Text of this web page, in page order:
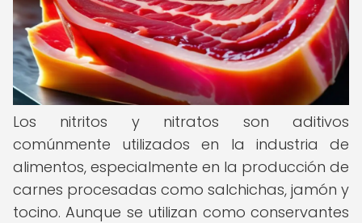
Los nitritos y nitratos son aditivos
comúnmente utilizados en la industria de
alimentos, especialmente en la producción de
carnes procesadas como salchichas, jamón y
tocino. Aunque se utilizan como conservantes